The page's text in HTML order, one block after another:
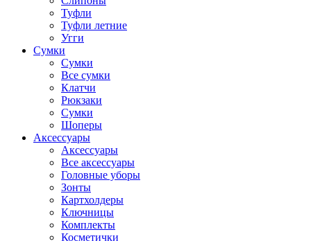
Туфли
Туфли летние
Угги
Сумки
Сумки
Все сумки
Клатчи
Рюкзаки
Сумки
Шоперы
Аксессуары
Аксессуары
Все аксессуары
Головные уборы
Зонты
Картхолдеры
Ключницы
Комплекты
Косметички